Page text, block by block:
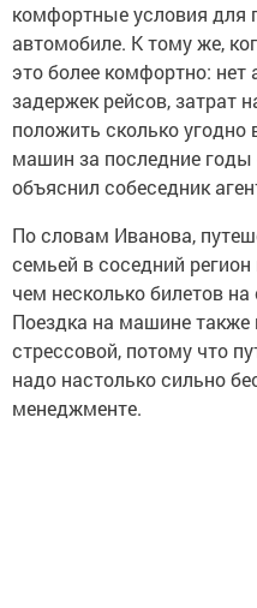
комфортные условия для
автомобиле. К тому же,
это более комфортно: нет
задержек рейсов, затрат
положить сколько
машин за последние годы
объяснил собеседник
По словам Иванова,
семьей в соседний
чем несколько билетов на
Поездка на машине также
стрессовой, потому что
надо настолько сильно
менеджменте.